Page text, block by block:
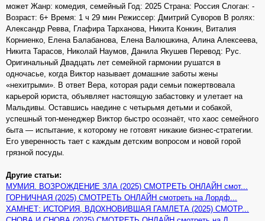
может Жанр: комедия, семейный Год: 2025 Страна: Россия Слоган: -
Возраст: 6+ Время: 1 ч 29 мин Режиссер: Дмитрий Суворов В ролях:
Александр Ревва, Глафира Тарханова, Никита Конкин, Виталия
Корниенко, Елена Балабанова, Елена Валюшкина, Алина Алексеева,
Никита Тарасов, Николай Наумов, Данила Якушев Перевод: Рус.
Оригинальный Двадцать лет семейной гармонии рушатся в
одночасье, когда Виктор называет домашние заботы жены
«нехитрыми». В ответ Вера, которая ради семьи пожертвовала
карьерой юриста, объявляет настоящую забастовку и улетает на
Мальдивы. Оставшись наедине с четырьмя детьми и собакой,
успешный топ-менеджер Виктор быстро осознаёт, что хаос семейного
быта — испытание, к которому не готовят никакие бизнес-стратегии.
Его уверенность тает с каждым детским вопросом и новой горой
грязной посуды.
Другие статьи:
МУМИЯ. ВОЗРОЖДЕНИЕ ЗЛА (2025) СМОТРЕТЬ ОНЛАЙН смот...
ГОРНИЧНАЯ (2025) СМОТРЕТЬ ОНЛАЙН смотреть на Лордф...
ХАМНЕТ: ИСТОРИЯ, ВДОХНОВИВШАЯ ГАМЛЕТА (2025) СМОТР...